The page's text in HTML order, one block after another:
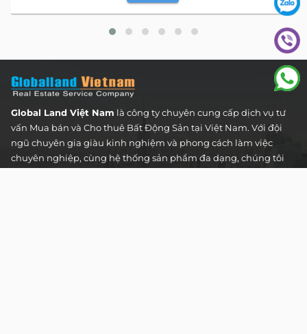
Global Land Việt Nam là công ty chuyên cung cấp dịch vụ tư
vấn Mua bán và Cho thuê Bất Động Sản tại Việt Nam. Với đội
ngũ chuyên gia giàu kinh nghiệm và phong cách làm việc
chuyên nghiệp, cùng hệ thống sản phẩm đa dạng, chúng tôi